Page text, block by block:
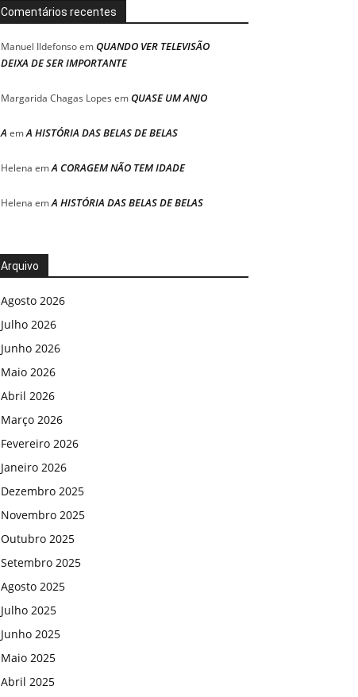
Comentários recentes
Manuel IldefonsoemQUANDO VER TELEVISÃO
DEIXA DE SER IMPORTANTE
Margarida Chagas Lopes emQUASE UM ANJO
A emA HISTÓRIA DAS BELAS DE BELAS
Helena emA CORAGEM NÃO TEM IDADE
Helena emA HISTÓRIA DAS BELAS DE BELAS
Arquivo
Agosto 2026
Julho 2026
Junho 2026
Maio 2026
Abril 2026
Março 2026
Fevereiro 2026
Janeiro 2026
Dezembro 2025
Novembro 2025
Outubro 2025
Setembro 2025
Agosto 2025
Julho 2025
Junho 2025
Maio 2025
Abril 2025